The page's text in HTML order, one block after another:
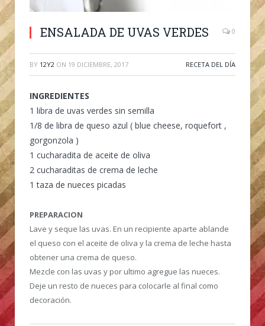
ENSALADA DE UVAS VERDES 0
BY 12Y2 ON 19 DICIEMBRE, 2017 RECETA DEL DÍA
INGREDIENTES
1 libra de uvas verdes sin semilla
1/8 de libra de queso azul ( blue cheese, roquefort ,
gorgonzola )
1 cucharadita de aceite de oliva
2 cucharaditas de crema de leche
1 taza de nueces picadas
PREPARACION
Lave y seque las uvas. En un recipiente aparte ablande
el queso con el aceite de oliva y la crema de leche hasta
obtener una crema de queso.
Mezcle con las uvas y por ultimo agregue las nueces.
Deje un resto de nueces para colocarle al final como
decoración.